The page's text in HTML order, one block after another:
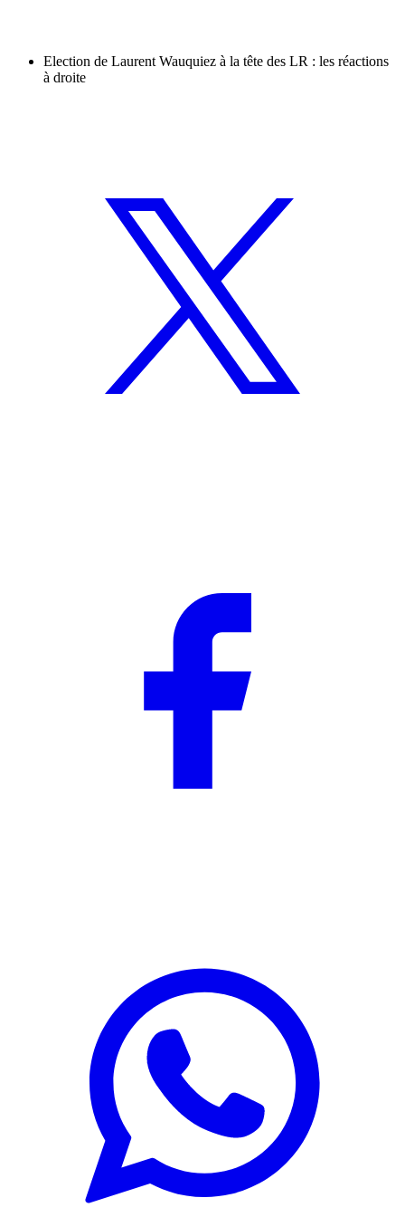
Election de Laurent Wauquiez à la tête des LR : les réactions
à droite